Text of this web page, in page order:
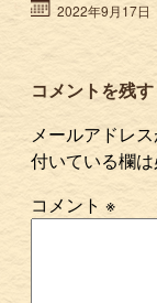
2022年9月17日
コメントを残す
メールアドレ
付いている欄
コメント※